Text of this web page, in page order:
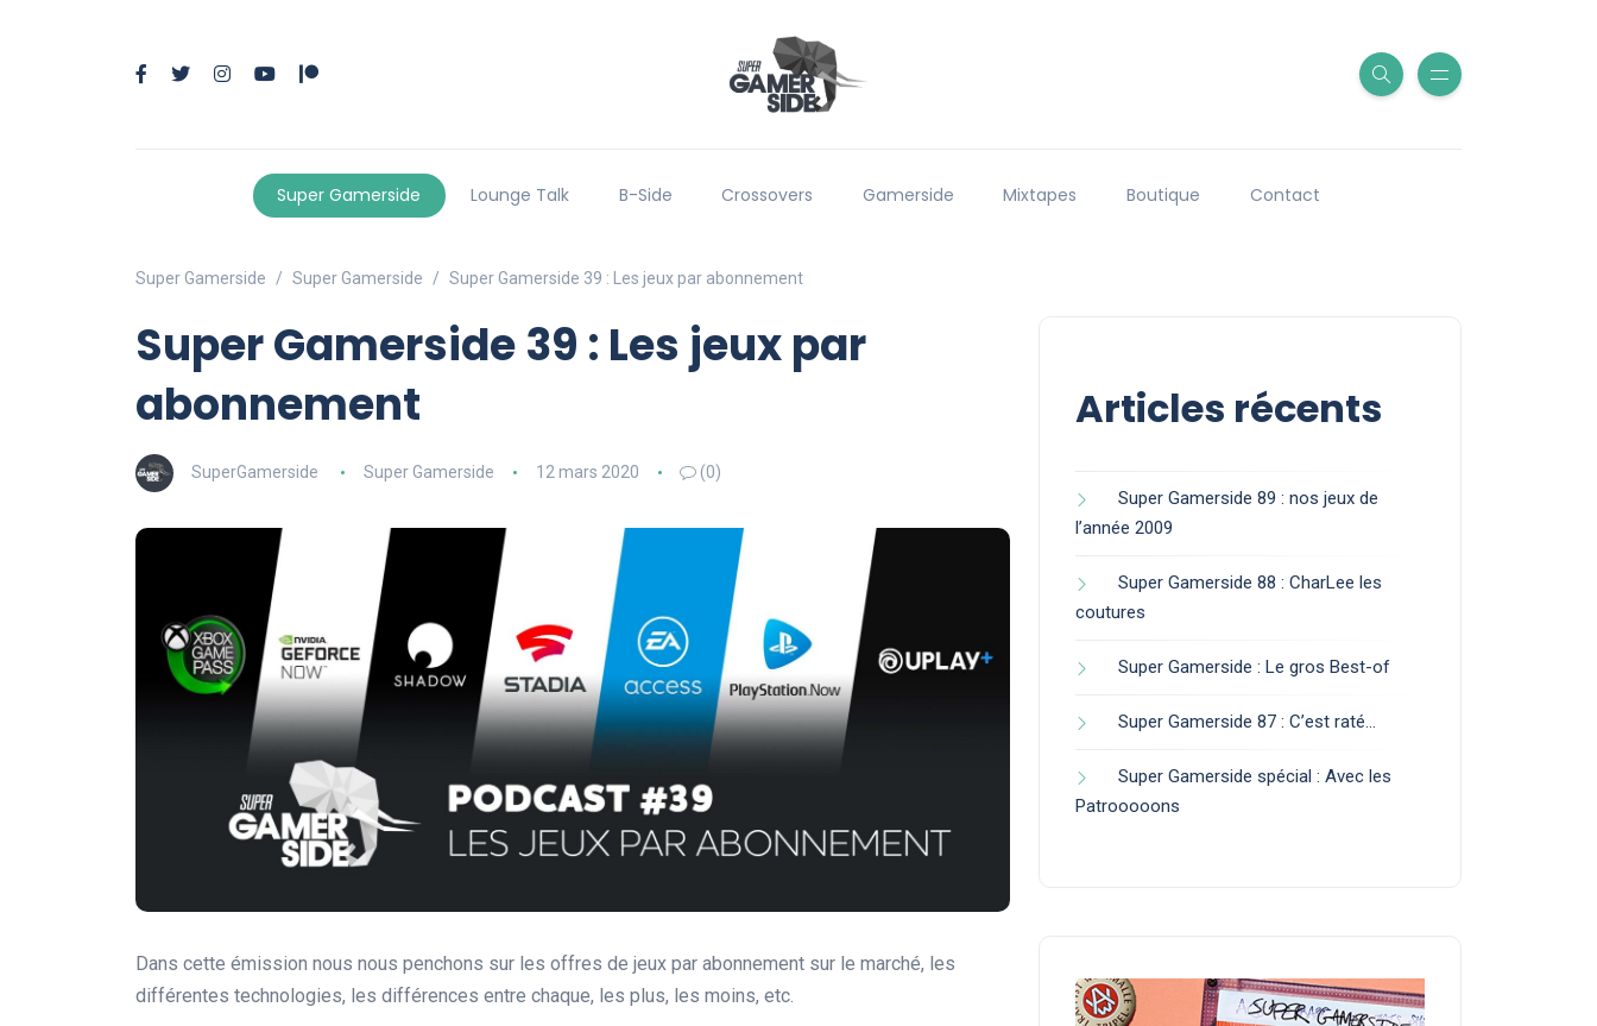
Super Gamerside Lounge Talk B-Side Crossovers Gamerside Mixtapes Boutique Contact
Super Gamerside Super Gamerside Super Gamerside 39 : Les jeux par abonnement
Super Gamerside 39 : Les jeux par
abonnement
SuperGamerside Super Gamerside 12 mars 2020 (0)
Dans cette émission nous nous penchons sur les offres de jeux par abonnement sur le marché, les
différentes technologies, les différences entre chaque, les plus, les moins, etc.
Articles récents
Super Gamerside 89 : nos jeux de
l’année 2009
Super Gamerside 88 : CharLee les
coutures
Super Gamerside : Le gros Best-of
Super Gamerside 87 : C’est raté…
Super Gamerside spécial : Avec les
Patrooooons